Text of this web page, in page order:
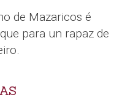
de Mazaricos é
para un rapaz de